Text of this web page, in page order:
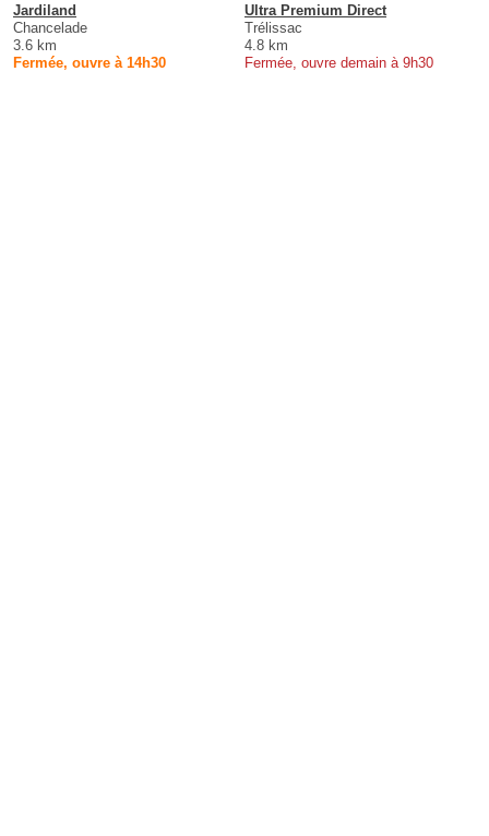
Jardiland
Chancelade
3.6 km
Fermée, ouvre à 14h30
Ultra Premium Direct
Trélissac
4.8 km
Fermée, ouvre demain à 9h30